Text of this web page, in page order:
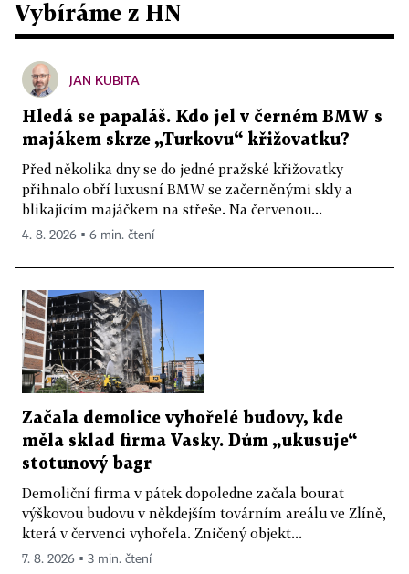
Vybíráme z HN
JAN KUBITA
Hledá se papaláš. Kdo jel v černém BMW s
majákem skrze „Turkovu“ křižovatku?
Před několika dny se do jedné pražské křižovatky
přihnalo obří luxusní BMW se začerněnými skly a
blikajícím majáčkem na střeše. Na červenou...
4. 8. 2026 ▪ 6 min. čtení
Začala demolice vyhořelé budovy, kde
měla sklad firma Vasky. Dům „ukusuje“
stotunový bagr
Demoliční firma v pátek dopoledne začala bourat
výškovou budovu v někdejším továrním areálu ve Zlíně,
která v červenci vyhořela. Zničený objekt...
7. 8. 2026 ▪ 3 min. čtení